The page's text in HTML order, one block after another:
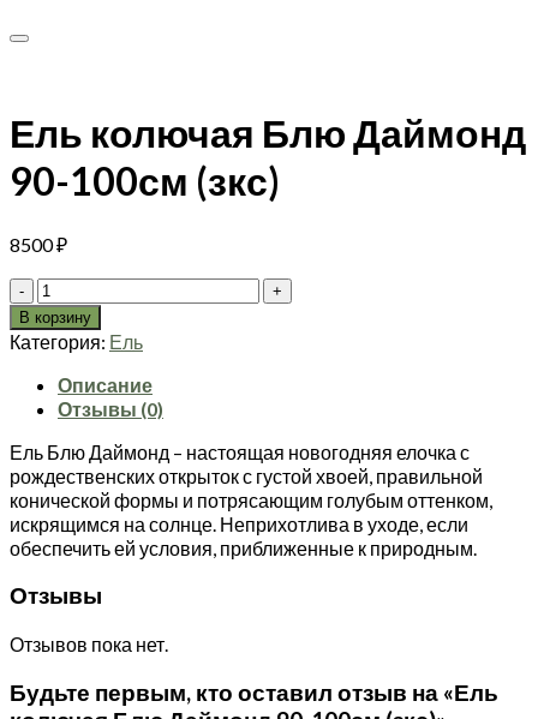
Ель колючая Блю Даймонд
90-100см (зкс)
8500₽
Количество
товара
Ель
колючая
Блю
Даймонд
100см
(зкс)
В корзину
Категория: Ель
Описание
Отзывы (0)
Ель Блю Даймонд – настоящая новогодняя елочка с
рождественских открыток с густой хвоей, правильной
конической формы и потрясающим голубым оттенком,
искрящимся на солнце. Неприхотлива в уходе, если
обеспечить ей условия, приближенные к природным.
Отзывы
Отзывов пока нет.
Будьте первым, кто оставил отзыв на «Ель